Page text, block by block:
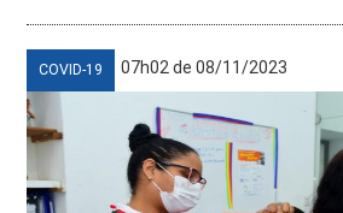
COVID-19 07h02 de 08/11/2023